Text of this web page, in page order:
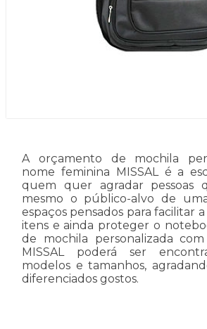
A orçamento de mochila
nome feminina MISSAL é a
quem quer agradar pessoas
mesmo o público-alvo de
espaços pensados para facilitar
itens e ainda proteger o
de mochila personalizada
MISSAL poderá ser
modelos e tamanhos,
diferenciados gostos.